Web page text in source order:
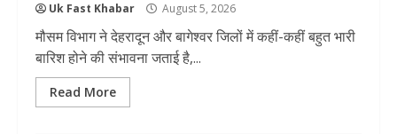
Uk Fast Khabar August 5, 2026
मौसम विभाग ने देहरादून और बागेश्वर जिलों में कहीं-कहीं बहुत भारी
बारिश होने की संभावना जताई है,...
Read More